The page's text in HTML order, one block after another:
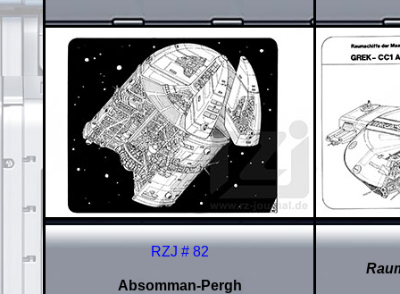
RZJ # 82
Absomman-Pergh